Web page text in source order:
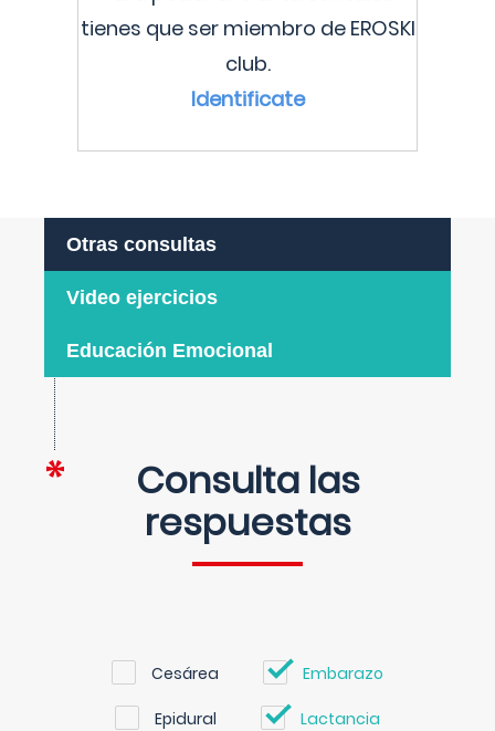
tienes que ser miembro de EROSKI
club.
Identificate
Otras consultas
Video ejercicios
Educación Emocional
Consulta las
respuestas
Cesárea Embarazo
Epidural Lactancia